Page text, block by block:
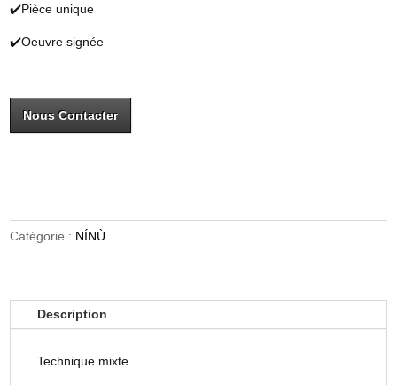
✔️Pièce unique
✔️Oeuvre signée
Nous Contacter
Catégorie : NÍNÙ
Description
Technique mixte .